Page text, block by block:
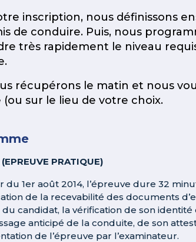
inscription, nous définissons
de conduire. Puis, nous
très rapidement le niveau
récupérons le matin et nous
(ou sur le lieu de votre choix.
PRATIQUE)
du 1er août 2014, l’épreuve dure 32
de la recevabilité des documents
du candidat, la vérification de son
anticipé de la conduite, de son
de l’épreuve par l’examinateur.